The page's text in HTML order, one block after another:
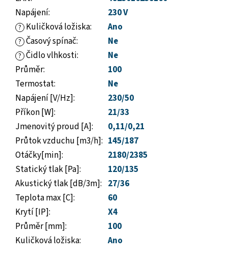
Napájení: 230 V
? Kuličková ložiska: Ano
? Časový spínač: Ne
? Čidlo vlhkosti:
Ne
Průměr:
100
Termostat:
Ne
Napájení [V/Hz]:
230/50
Příkon [W]:
21/33
Jmenovitý proud [A]:
0,11/0,21
Průtok vzduchu [m3/h]: 145/187
Otáčky[min]:
2180/2385
Statický tlak [Pa]:
120/135
Akustický tlak [dB/3m]: 27/36
Teplota max [C]:
60
Krytí [IP]:
X4
Průměr [mm]:
100
Kuličková ložiska: Ano